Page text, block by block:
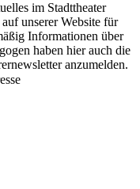
im Stadttheater
unserer Website für
Informationen über
haben hier auch die
anzumelden.